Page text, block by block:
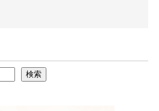
検索